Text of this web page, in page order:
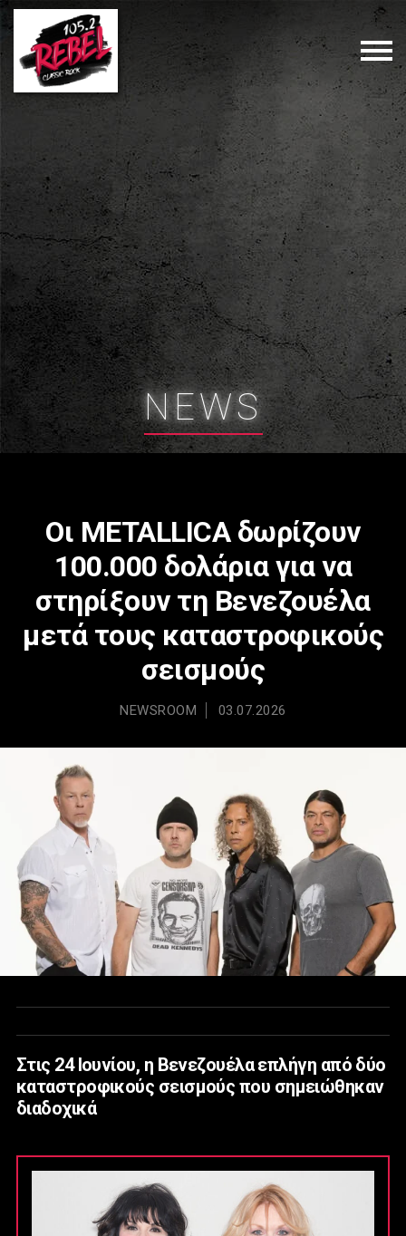
NEWS
Οι METALLICA δωρίζουν
100.000 δολάρια για να
στηρίξουν τη Βενεζουέλα
μετά τους καταστροφικούς
σεισμούς
NEWSROOM 03.07.2026
Στις 24 Ιουνίου, η Βενεζουέλα επλήγη από δύο
καταστροφικούς σεισμούς που σημειώθηκαν
διαδοχικά